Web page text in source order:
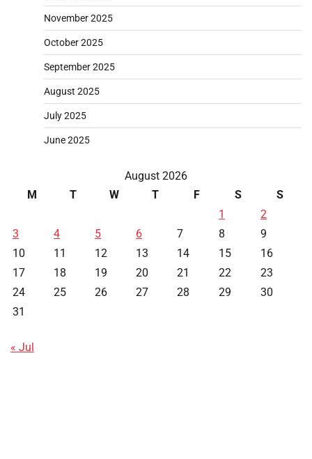
November 2025
October 2025
September 2025
August 2025
July 2025
June 2025
August 2026
M
T W T F S
S
1
2
3
4 5 6 7 8
9
10
11 12 13 14 15
16
17
18 19 20 21 22
23
24
25 26 27 28 29
30
31
« Jul